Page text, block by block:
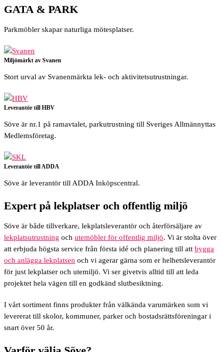
GATA & PARK
Parkmöbler skapar naturliga mötesplatser.
Miljömärkt av Svanen
Stort urval av Svanenmärkta lek- och aktivitetsutrustningar.
Leverantör till HBV
Söve är nr.1 på ramavtalet, parkutrustning till Sveriges Allmännyttas
Medlemsföretag.
Leverantör till ADDA
Söve är leverantör till ADDA Inköpscentral.
Expert på lekplatser och offentlig miljö
Söve är både tillverkare, lekplatsleverantör och återförsäljare av
lekplatsutrustning och utemöbler för offentlig miljö. Vi är stolta över
att erbjuda högsta service från första idé och planering till att bygga
och anlägga lekplatsen och vi agerar gärna som er helhetsleverantör
för just lekplatser och utemiljö. Vi ser givetvis alltid till att leda
projektet hela vägen till en godkänd slutbesiktning.
I vårt sortiment finns produkter från välkända varumärken som vi
levererat till skolor, kommuner, parker och bostadsrättsföreningar i
snart över 50 år.